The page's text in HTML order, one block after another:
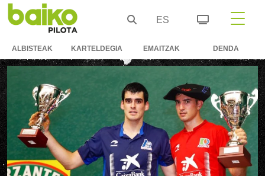
ES
ALBISTEAK KARTELDEGIA EMAITZAK DENDA